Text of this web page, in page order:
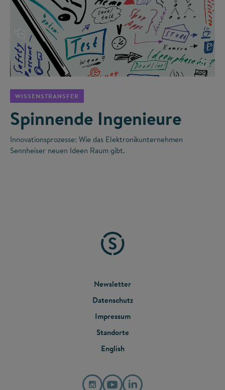
©
WISSENSTRANSFER
Spinnende Ingenieure
Innovationsprozesse: Wie das Elektronikunternehmen
Sennheiser neuen Ideen Raum gibt.
FOOTER
MENU
Newsletter
Datenschutz
Impressum
Standorte
English